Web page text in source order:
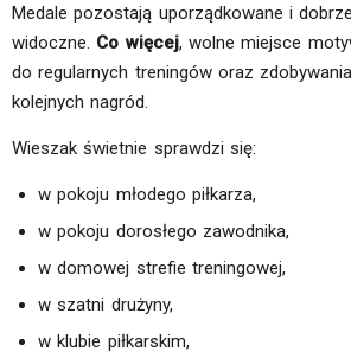
Medale pozostają uporządkowane i dobrze
widoczne. Co więcej, wolne miejsce
do regularnych treningów oraz zdobywania
kolejnych nagród.
Wieszak świetnie sprawdzi się:
w pokoju młodego piłkarza,
w pokoju dorosłego zawodnika,
w domowej strefie treningowej,
w szatni drużyny,
w klubie piłkarskim,